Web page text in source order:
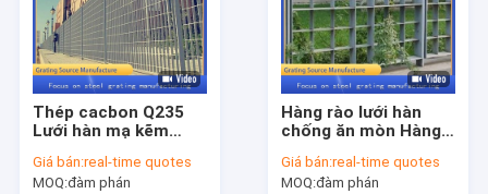
Thép cacbon Q235
Lưới hàn mạ kẽm
hàng rào tùy chỉnh
Giá bán:real-time quotes
MOQ:đàm phán
Hàng rào lưới hàn
chống ăn mòn Hàng
Giá bán:real-time quotes
MOQ:đàm phán